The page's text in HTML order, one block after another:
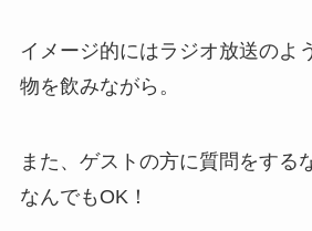
イメージ的にはラジオ放送のよ
物を飲みながら。
また、ゲストの方に質問をする
なんでもOK！